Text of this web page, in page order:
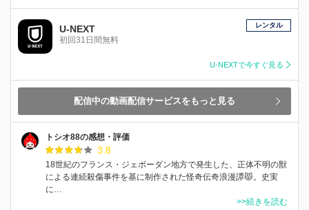
U-NEXT
初回31日間無料
レンタル
U-NEXTで今すぐ見る
配信中の動画配信サービスをもっと見る
トシオ88の感想・評価
3.8
18世紀のフランス・ジェボーダン地方で発生した、正体不明の獣
による連続殺傷事件を基に制作された怪奇伝奇浪漫譚😾。史実
に…
>>続きを読む